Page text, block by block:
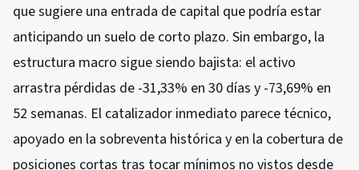
que sugiere una entrada de capital que podría estar
anticipando un suelo de corto plazo. Sin embargo, la
estructura macro sigue siendo bajista: el activo
arrastra pérdidas de -31,33% en 30 días y -73,69% en
52 semanas. El catalizador inmediato parece técnico,
apoyado en la sobreventa histórica y en la cobertura de
posiciones cortas tras tocar mínimos no vistos desde